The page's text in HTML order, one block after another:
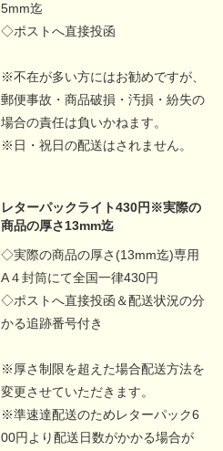
5mm迄
◇ポストへ直接投函
※不在が多い方にはお勧めですが、
郵便事故・商品破損・汚損・紛失の
場合の責任は負いかねます。
※日・祝日の配送はされません。
レターパックライト430円※実際の
商品の厚さ13mm迄
◇実際の商品の厚さ(13mm迄)専用
A４封筒にて全国一律430円
◇ポストへ直接投函＆配送状況の分
かる追跡番号付き
※厚さ制限を超えた場合配送方法を
変更させていただきます。
※準速達配送のためレターパック6
00円より配送日数がかかる場合が